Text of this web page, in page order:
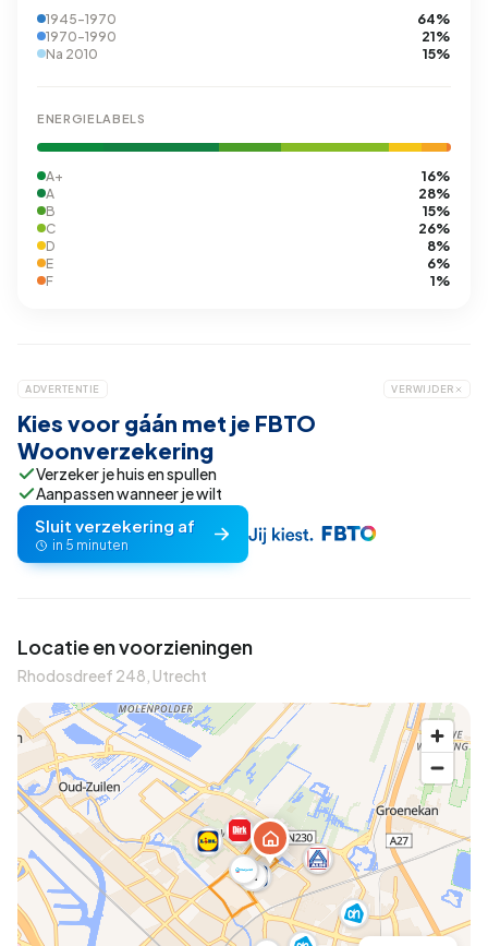
1945-1970 64%
1970-1990 21%
Na 2010 15%
ENERGIELABELS
A+ 16%
A 28%
B 15%
C 26%
D 8%
E 6%
F 1%
ADVERTENTIE VERWIJDER
Kies voor gáán met je FBTO
Woonverzekering
Verzeker je huis en spullen
Aanpassen wanneer je wilt
Sluit verzekering af
in 5 minuten
Locatie en voorzieningen
Rhodosdreef 248, Utrecht
A